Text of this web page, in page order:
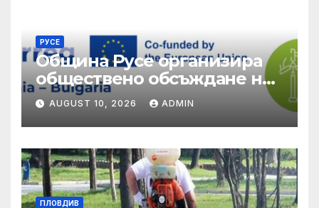
РУСЕ
Община Русе организира
обществено обсъждане на
качеството на
екосистемните услуги
AUGUST 10, 2026 ADMIN
ПЛОВДИВ